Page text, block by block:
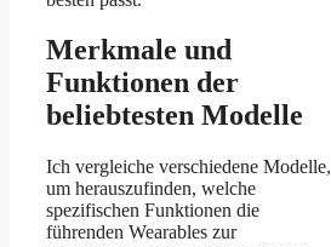
Merkmale und
Funktionen der
beliebtesten Modelle
Ich vergleiche verschiedene Modelle,
um herauszufinden, welche
spezifischen Funktionen die
führenden Wearables zur